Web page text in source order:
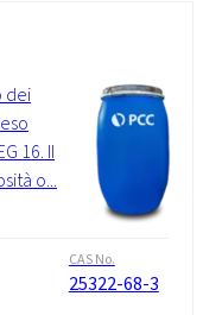
dei
16. Il
o...
CAS No.
25322-68-3